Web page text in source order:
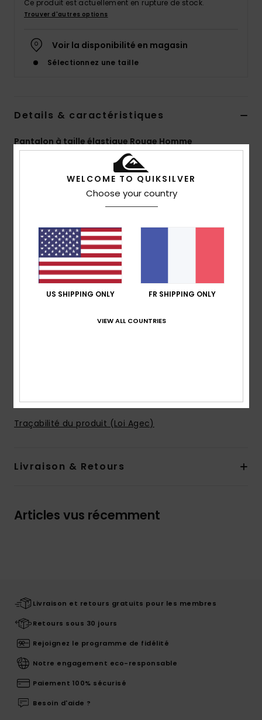
Ce produit est actuellement en rupture de stock.
Trouver d'autres options
Voir la disponibilité en magasin
Sélectionnez une taille
Details & caractéristiques
Pantalon à taille élastique Rouge Homme
Code couleur
Caractéristiques
Matière :Matière épaisse en sergé de coton et
élasthanne
Délavage :délavage aux enzymes
Coupe :coupe Straight fit droite
Taille :Taille ajustable
élasthanne
Traçabilité du produit (Loi Agec)
Livraison & Retours
Articles vus récemment
Livraison et retours gratuits pour les membres
Retours sous 30 jours
Rejoignez le programme de fidélité
Notre engagement eco-responsable
Paiement 100% sécurisé
Besoin d'aide ?
WELCOME TO QUIKSILVER
Choose your country
US SHIPPING ONLY FR SHIPPING ONLY
VIEW ALL COUNTRIES